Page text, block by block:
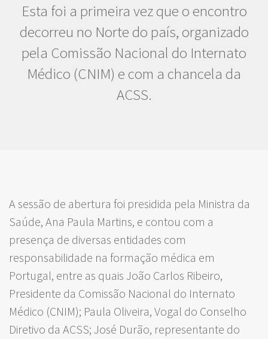
Esta foi a primeira vez que o encontro
decorreu no Norte do país, organizado
pela Comissão Nacional do Internato
Médico (CNIM) e com a chancela da
ACSS.
A sessão de abertura foi presidida pela Ministra da
Saúde, Ana Paula Martins, e contou com a
presença de diversas entidades com
responsabilidade na formação médica em
Portugal, entre as quais João Carlos Ribeiro,
Presidente da Comissão Nacional do Internato
Médico (CNIM); Paula Oliveira, Vogal do Conselho
Diretivo da ACSS; José Durão, representante do